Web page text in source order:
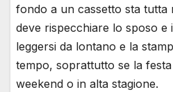
fondo a un cassetto sta tutta
deve rispecchiare lo sposo e
leggersi da lontano e la
tempo, soprattutto se la
weekend o in alta stagione.